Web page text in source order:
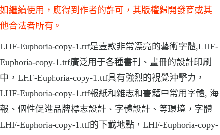
如繼續使用，應得到作者的許可，其版權歸開發商或其
他合法者所有。
LHF-Euphoria-copy-1.ttf是壹款非常漂亮的藝術字體,LHF-
Euphoria-copy-1.ttf廣泛用于各種書刊、畫冊的設計印刷
中，LHF-Euphoria-copy-1.ttf具有強烈的視覺沖擊力，
LHF-Euphoria-copy-1.ttf報紙和雜志和書籍中常用字體, 海
報、個性促進品牌標志設計、字體設計、等環境，字體
LHF-Euphoria-copy-1.ttf的下載地點，LHF-Euphoria-copy-